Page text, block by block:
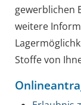
gewerblichen
weitere
Stoffe von